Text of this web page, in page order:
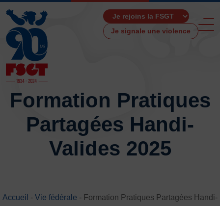
Je signale une violence
ACCUEIL
LA FSGT
Présentation
Histoire
Les Boutiques F.S.G.T
Formation Pratiques
Partagées Handi-
Valides 2025
Accueil - Vie fédérale - Formation Pratiques Partagées Handi-